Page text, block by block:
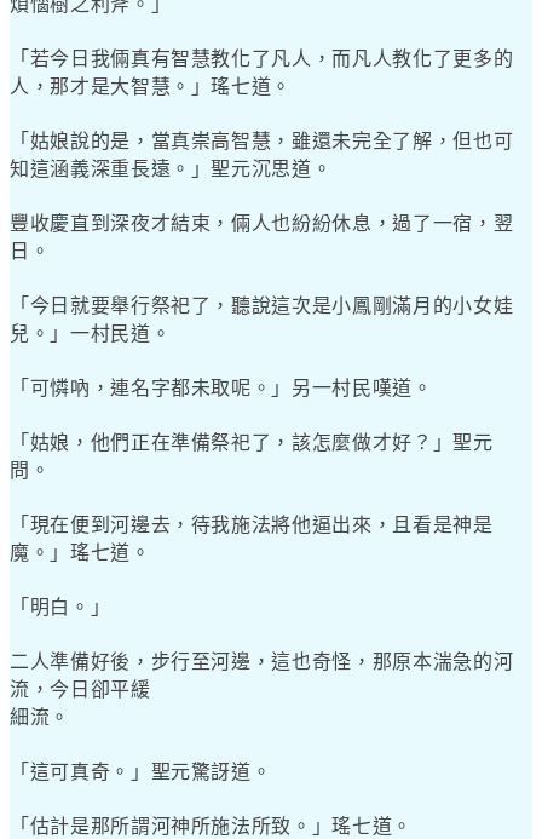
煩惱樹之利斧。」
「若今日我倆真有智慧教化了凡人，而凡人教化了更多的
人，那才是大智慧。」瑤七道。
「姑娘說的是，當真崇高智慧，雖還未完全了解，但也可
知這涵義深重長遠。」聖元沉思道。
豐收慶直到深夜才結束，倆人也紛紛休息，過了一宿，翌
日。
「今日就要舉行祭祀了，聽說這次是小鳳剛滿月的小女娃
兒。」一村民道。
「可憐吶，連名字都未取呢。」另一村民嘆道。
「姑娘，他們正在準備祭祀了，該怎麼做才好？」聖元
問。
「現在便到河邊去，待我施法將他逼出來，且看是神是
魔。」瑤七道。
「明白。」
二人準備好後，步行至河邊，這也奇怪，那原本湍急的河
流，今日卻平緩
細流。
「這可真奇。」聖元驚訝道。
「估計是那所謂河神所施法所致。」瑤七道。